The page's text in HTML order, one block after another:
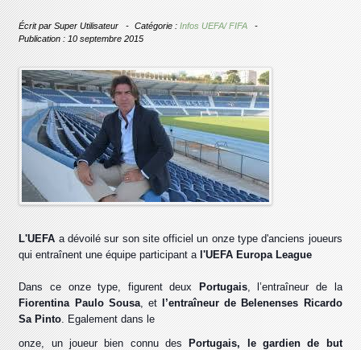
Écrit parSuper Utilisateur Catégorie :Infos UEFA/ FIFA
Publication : 10 septembre 2015
L'UEFAa dévoilé sur son site officiel un onze type d'anciens joueurs
qui entraînent une équipe participant a l'UEFA Europa League
Dans ce onze type, figurent deux Portugais, l’entraîneur de la
Fiorentina Paulo Sousa, et
l’entraîneur de Belenenses Ricardo
Sa Pinto. Egalement dans le
onze, un joueur bien connu des
Portugais, le gardien de but